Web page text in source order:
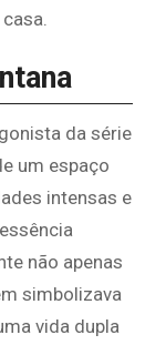
da série
um espaço
intensas e
não apenas
simbolizava
vida dupla